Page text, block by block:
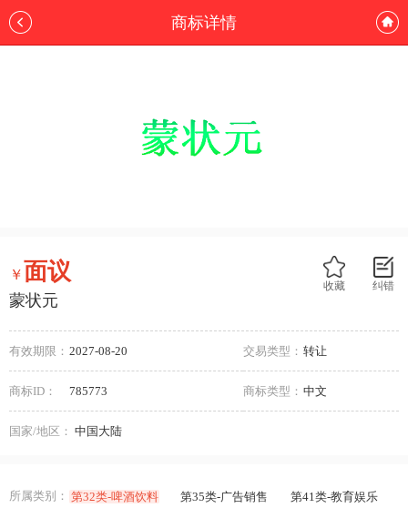
商标详情
纠错
收藏
￥面议
蒙状元
有效期限： 2027-08-20 交易类型： 转让
商标ID： 785773 商标类型： 中文
国家/地区： 中国大陆
所属类别： 第32类-啤酒饮料 第35类-广告销售
第41类-教育娱乐